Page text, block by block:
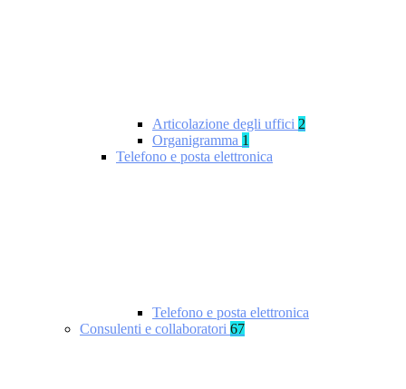
Articolazione degli uffici 2
Organigramma 1
Telefono e posta elettronica
Telefono e posta elettronica
Consulenti e collaboratori 67